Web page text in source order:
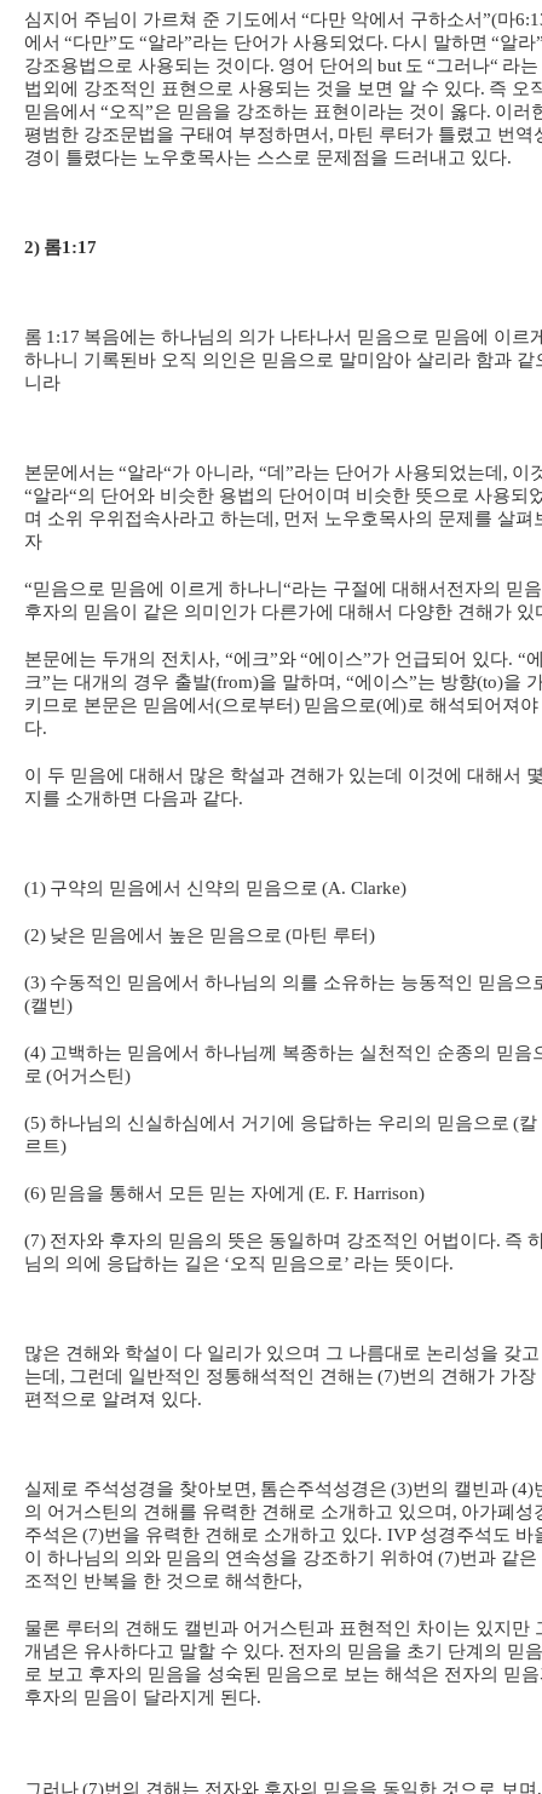
심지어 주님이 가르쳐 준 기도에서 “다만 악에서 구하소서”(마
에서 “다만”도 “알라”라는 단어가 사용되었다. 다시 말하면 “알라
강조용법으로 사용되는 것이다. 영어 단어의 but 도 “그러나“ 라는
법외에 강조적인 표현으로 사용되는 것을 보면 알 수 있다. 즉 오
믿음에서 “오직”은 믿음을 강조하는 표현이라는 것이 옳다. 이러
평범한 강조문법을 구태여 부정하면서 , 마틴 루터가 틀렸고 번역
경이 틀렸다는 노우호목사는 스스로 문제점을 드러내고 있다.
2) 롬1:17
롬 1:17 복음에는 하나님의 의가 나타나서 믿음으로 믿음에 이르
하나니 기록된바 오직 의인은 믿음으로 말미암아 살리라 함과 같
니라
본문에서는 “알라“가 아니라, “데 ”라는 단어가 사용되었는데 , 이
“알라“의 단어와 비슷한 용법의 단어이며 비슷한 뜻으로 사용되
며 소위 우위접속사라고 하는데 , 먼저 노우호목사의 문제를 살펴
자
“믿음으로 믿음에 이르게 하나니 “라는 구절에 대해서 전자의 믿
후자의 믿음이 같은 의미인가 다른가에 대해서 다양한 견해가 있
본문에는 두개의 전치사, “에크”와“에이스”가 언급되어 있다. “
크”는 대개의 경우 출발(from)을 말하며 , “에이스”는 방향(to)을
키므로 본문은 믿음에서(으로부터) 믿음으로(에 )로 해석되어져야
다.
이 두 믿음에 대해서 많은 학설과 견해가 있는데 이것에 대해서
지를 소개하면 다음과 같다.
(1) 구약의 믿음에서 신약의 믿음으로 (A. Clarke)
(2) 낮은 믿음에서 높은 믿음으로 (마틴 루터)
(3) 수동적인 믿음에서 하나님의 의를 소유하는 능동적인 믿음으
(캘빈 )
(4) 고백하는 믿음에서 하나님께 복종하는 실천적인 순종의 믿음
로 (어거스틴 )
(5)하나님의 신실하심에서 거기에 응답하는 우리의 믿음으로 (칼
르트)
(6) 믿음을 통해서 모든 믿는 자에게 (E. F. Harrison)
(7) 전자와 후자의 믿음의 뜻은 동일하며 강조적인 어법이다. 즉
님의 의에 응답하는 길은 ‘오직 믿음으로’ 라는 뜻이다.
많은 견해와 학설이 다 일리가 있으며 그 나름대로 논리성을 갖
는데 , 그런데 일반적인 정통해석적인 견해는 (7)번의 견해가 가장
편적으로 알려져 있다.
실제로 주석성경을 찾아보면 , 톰슨주석성경은 (3)번의 캘빈과(4)
의 어거스틴의 견해를 유력한 견해로 소개하고 있으며 , 아가폐성
주석은 (7)번을 유력한 견해로 소개하고 있다. IVP 성경주석도 바
이 하나님의 의와 믿음의 연속성을 강조하기 위하여 (7)번과 같은
조적인 반복을 한 것으로 해석한다,
물론 루터의 견해도 캘빈과 어거스틴과 표현적인 차이는 있지만
개념은 유사하다고 말할 수 있다. 전자의 믿음을 초기 단계의 믿
로 보고 후자의 믿음을 성숙된 믿음으로 보는 해석은 전자의 믿
후자의 믿음이 달라지게 된다.
그러나(7)번의 견해는 전자와 후자의 믿음을 동일한 것으로 보며 ,